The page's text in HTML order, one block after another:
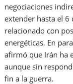
negociaciones
extender hasta el
relacionado con
energéticas. En
afirmó que Irán ha
aunque sin
fin a la guerra.